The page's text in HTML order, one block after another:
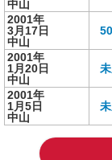
中山
2001年
3月17日
中山
2001年
1月20日
中山
2001年
1月5日
中山